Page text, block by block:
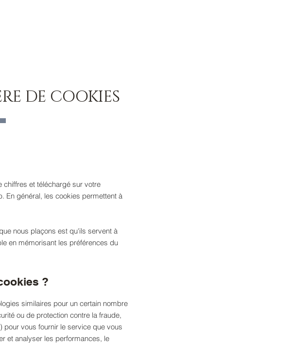
DE COOKIES
chiffres et téléchargé sur votre
En général, les cookies permettent à
nous plaçons est qu'ils servent à
en mémorisant les préférences du
?
similaires pour un certain nombre
ou de protection contre la fraude,
pour vous fournir le service que vous
et analyser les performances, le